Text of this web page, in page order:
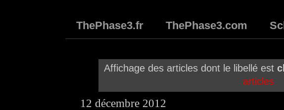
ThePhase3.fr ThePhase3.com
Affichage des articles dont le libellé est
articles
12 décembre 2012